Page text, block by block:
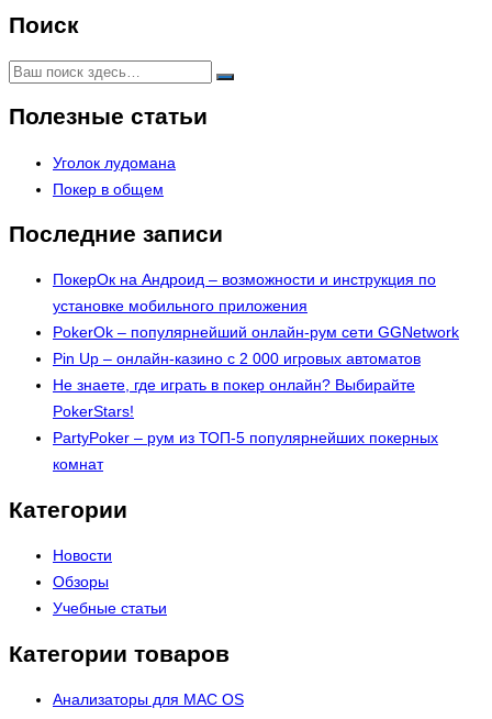
Поиск
Полезные статьи
Уголок лудомана
Покер в общем
Последние записи
ПокерОк на Андроид – возможности и инструкция по
установке мобильного приложения
PokerOk – популярнейший онлайн-рум сети GGNetwork
Pin Up – онлайн-казино с 2 000 игровых автоматов
Не знаете, где играть в покер онлайн? Выбирайте
PokerStars!
PartyPoker – рум из ТОП-5 популярнейших покерных
комнат
Категории
Новости
Обзоры
Учебные статьи
Категории товаров
Анализаторы для MAC OS